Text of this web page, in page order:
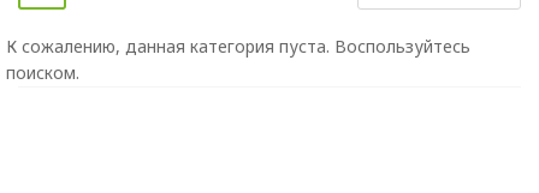
К сожалению, данная категория пуста. Воспользуйтесь
поиском.